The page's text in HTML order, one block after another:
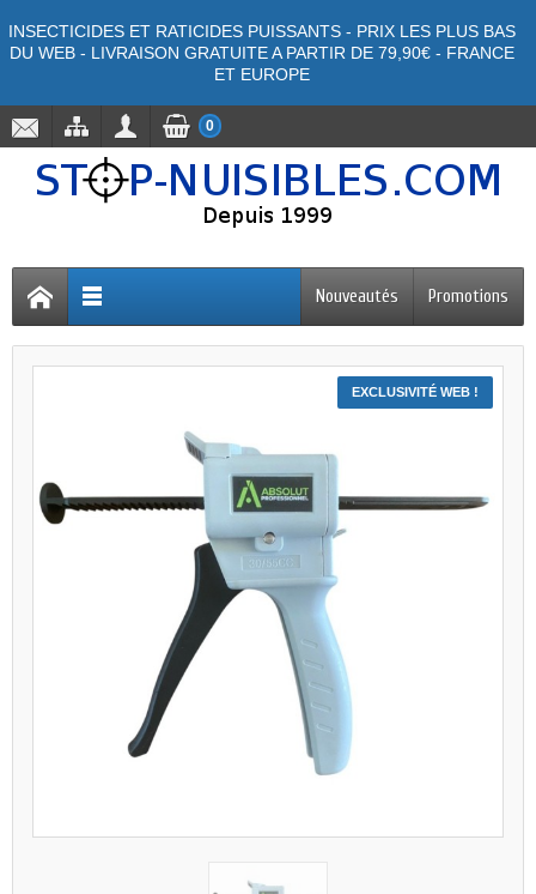
INSECTICIDES ET RATICIDES PUISSANTS - PRIX LES PLUS BAS
DU WEB - LIVRAISON GRATUITE A PARTIR DE 79,90€ - FRANCE
ET EUROPE
0
Promotions
Nouveautés
EXCLUSIVITÉ WEB !